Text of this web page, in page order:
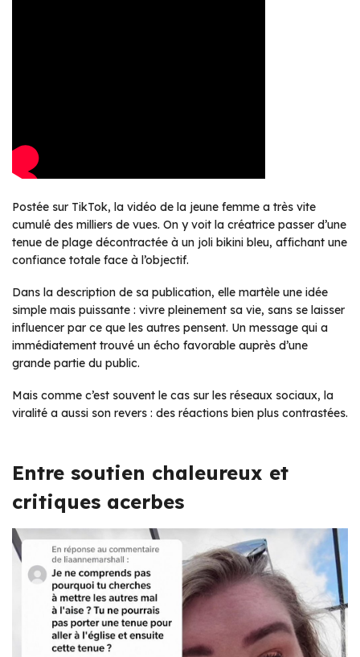
Postée sur TikTok, la vidéo de la jeune femme a très vite
cumulé des milliers de vues. On y voit la créatrice passer d’une
tenue de plage décontractée à un joli bikini bleu, affichant une
confiance totale face à l’objectif.
Dans la description de sa publication, elle martèle une idée
simple mais puissante : vivre pleinement sa vie, sans se laisser
influencer par ce que les autres pensent. Un message qui a
immédiatement trouvé un écho favorable auprès d’une
grande partie du public.
Mais comme c’est souvent le cas sur les réseaux sociaux, la
viralité a aussi son revers : des réactions bien plus contrastées.
Entre soutien chaleureux et
critiques acerbes